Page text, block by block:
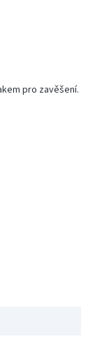
pro zavěšení.